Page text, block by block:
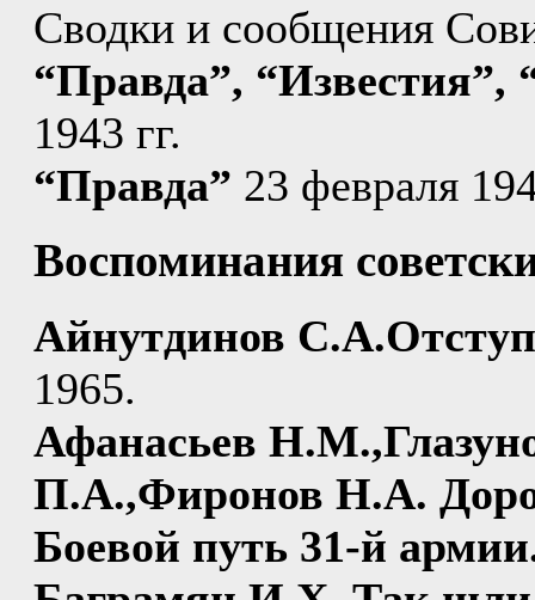
Сводки и сообщения
“Правда”, “Известия”,
1943 гг.
“Правда” 23 февраля
Воспоминания
Айнутдинов
1965.
Афанасьев
П.А.,Фиронов Н.А.
Боевой путь 31-й